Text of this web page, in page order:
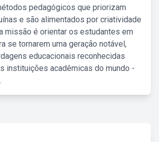
pedagógicos que priorizam
e são alimentados por criatividade
missão é orientar os estudantes em
se tornarem uma geração notável,
educacionais reconhecidas
instituições acadêmicas do mundo -